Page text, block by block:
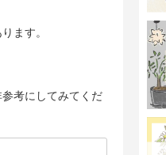
ます。
考にしてみてくだ